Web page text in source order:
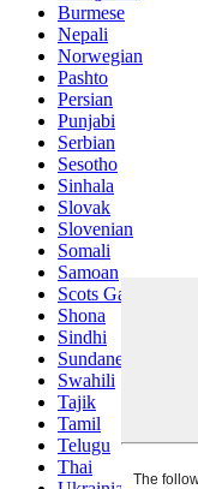
Burmese
Nepali
Norwegian
Pashto
Persian
Punjabi
Serbian
Sesotho
Sinhala
Slovak
Slovenian
Somali
Samoan
Scots Gaelic
Shona
Sindhi
Sundanese
Swahili
Tajik
Tamil
Telugu
Thai